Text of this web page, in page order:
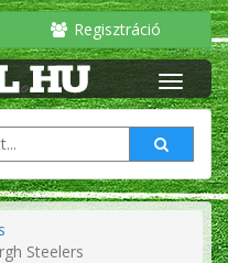
Regisztráció
Steelers